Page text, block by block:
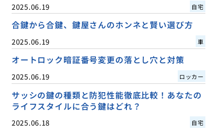
2025.06.19 自宅
合鍵から合鍵、鍵屋さんのホンネと賢い選び方
2025.06.19 車
オートロック暗証番号変更の落とし穴と対策
2025.06.19 ロッカー
サッシの鍵の種類と防犯性能徹底比較！あなたの
ライフスタイルに合う鍵はどれ？
2025.06.18 自宅